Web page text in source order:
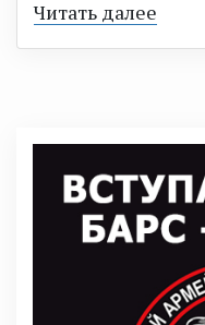
Читать далее